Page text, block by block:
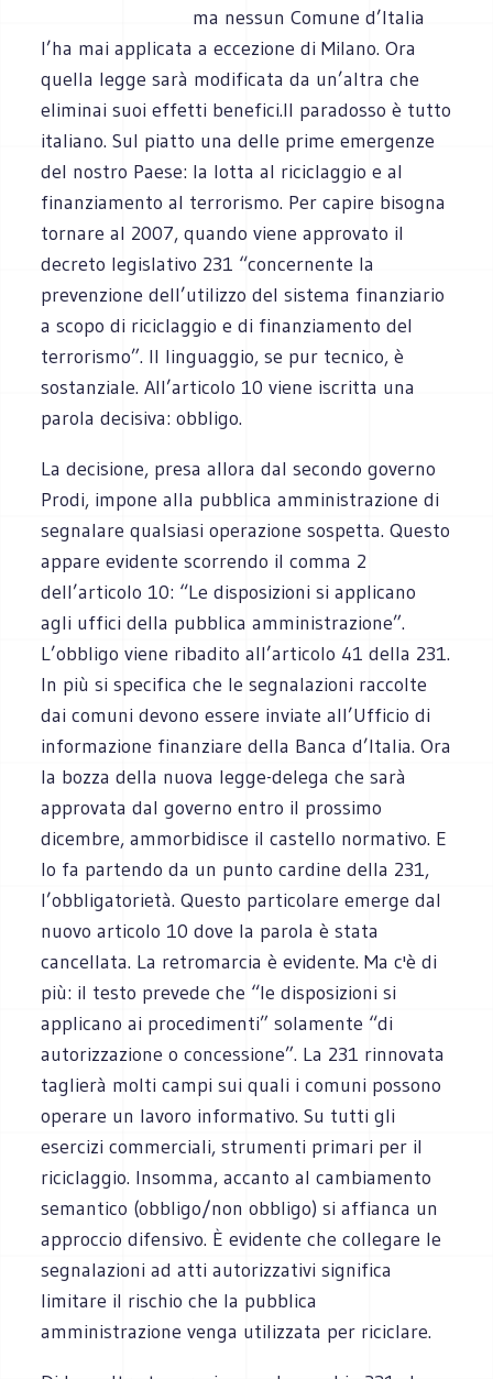
ma nessun Comune d’Italia
l’ha mai applicata a eccezione di Milano. Ora
quella legge sarà modificata da un’altra che
eliminai suoi effetti benefici.Il paradosso è tutto
italiano. Sul piatto una delle prime emergenze
del nostro Paese: la lotta al riciclaggio e al
finanziamento al terrorismo. Per capire bisogna
tornare al 2007, quando viene approvato il
decreto legislativo 231 “concernente la
prevenzione dell’utilizzo del sistema finanziario
a scopo di riciclaggio e di finanziamento del
terrorismo”. Il linguaggio, se pur tecnico, è
sostanziale. All’articolo 10 viene iscritta una
parola decisiva: obbligo.
La decisione, presa allora dal secondo governo
Prodi, impone alla pubblica amministrazione di
segnalare qualsiasi operazione sospetta. Questo
appare evidente scorrendo il comma 2
dell’articolo 10: “Le disposizioni si applicano
agli uffici della pubblica amministrazione”.
L’obbligo viene ribadito all’articolo 41 della 231.
In più si specifica che le segnalazioni raccolte
dai comuni devono essere inviate all’Ufficio di
informazione finanziare della Banca d’Italia. Ora
la bozza della nuova legge-delega che sarà
approvata dal governo entro il prossimo
dicembre, ammorbidisce il castello normativo. E
lo fa partendo da un punto cardine della 231,
l’obbligatorietà. Questo particolare emerge dal
nuovo articolo 10 dove la parola è stata
cancellata. La retromarcia è evidente. Ma c'è di
più: il testo prevede che “le disposizioni si
applicano ai procedimenti” solamente “di
autorizzazione o concessione”. La 231 rinnovata
taglierà molti campi sui quali i comuni possono
operare un lavoro informativo. Su tutti gli
esercizi commerciali, strumenti primari per il
riciclaggio. Insomma, accanto al cambiamento
semantico (obbligo/non obbligo) si affianca un
approccio difensivo. È evidente che collegare le
segnalazioni ad atti autorizzativi significa
limitare il rischio che la pubblica
amministrazione venga utilizzata per riciclare.